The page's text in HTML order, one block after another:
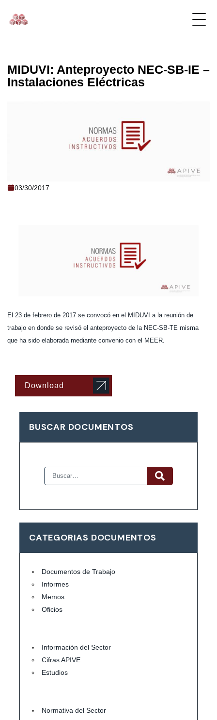
MIDUVI: Anteproyecto NEC-SB-IE –
Instalaciones Eléctricas
03/30/2017
MIDUVI: Anteproyecto NEC-SB-IE -
Instalaciones Eléctricas
El 23 de febrero de 2017 se convocó en el MIDUVI a la reunión de
trabajo en donde se revisó el anteproyecto de la NEC-SB-TE misma
que ha sido elaborada mediante convenio con el MEER.
Download
BUSCAR DOCUMENTOS
CATEGORIAS DOCUMENTOS
Documentos de Trabajo
Informes
Memos
Oficios
Información del Sector
Cifras APIVE
Estudios
Normativa del Sector